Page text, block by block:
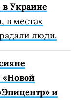
Украине
в местах
люди.
«Новой
и